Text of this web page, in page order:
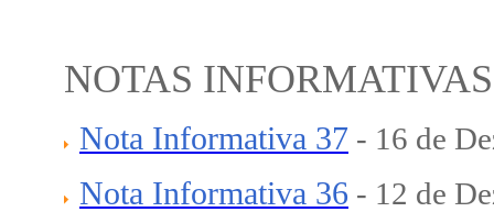
NOTAS
Nota Informativa 37 - 16 de
Nota Informativa 36 - 12 de